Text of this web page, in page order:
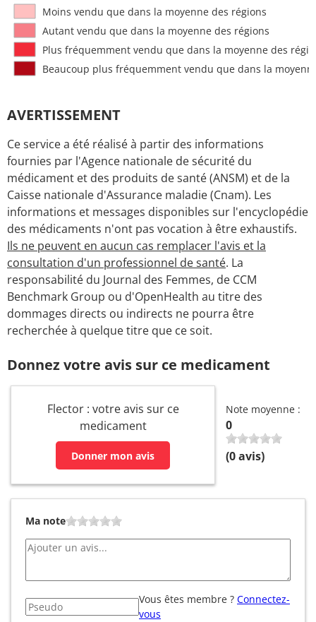
Moins vendu que dans la moyenne des régions
Autant vendu que dans la moyenne des régions
Plus fréquemment vendu que dans la moyenne des
Beaucoup plus fréquemment vendu que dans la
AVERTISSEMENT
Ce service a été réalisé à partir des informations
fournies par l'Agence nationale de sécurité du
médicament et des produits de santé (ANSM) et de la
Caisse nationale d'Assurance maladie (Cnam). Les
informations et messages disponibles sur l'encyclopédie
des médicaments n'ont pas vocation à être exhaustifs.
Ils ne peuvent en aucun cas remplacer l'avis et la
consultation d'un professionnel de santé. La
responsabilité du Journal des Femmes, de CCM
Benchmark Group ou d'OpenHealth au titre des
dommages directs ou indirects ne pourra être
recherchée à quelque titre que ce soit.
Donnez votre avis sur ce medicament
Flector : votre avis sur ce
medicament
Donner mon avis
Note moyenne :
0
(0avis)
Ma note
Vous êtes membre ? Connectez-
vous